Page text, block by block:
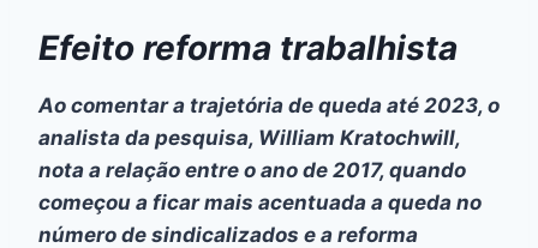
Efeito reforma trabalhista
Ao comentar a trajetória de queda até 2023, o
analista da pesquisa, William Kratochwill,
nota a relação entre o ano de 2017, quando
começou a ficar mais acentuada a queda no
número de sindicalizados e a reforma